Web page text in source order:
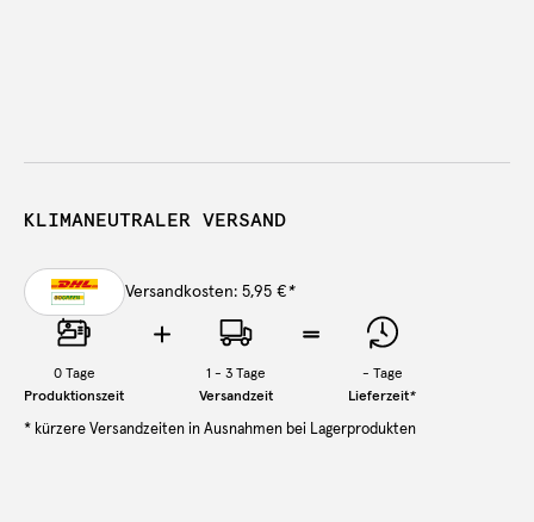
KLIMANEUTRALER VERSAND
Versandkosten: 5,95 €*
0Tage
Produktionszeit
1 - 3 Tage
Versandzeit
- Tage
Lieferzeit*
* kürzere Versandzeiten in Ausnahmen bei Lagerprodukten